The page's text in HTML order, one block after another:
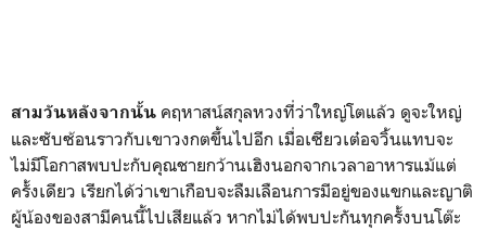
สามวันหลังจากนั้น คฤหาสน์สกุลหวงที่ว่าใหญ่โตแล้ว ดูจะใหญ่
และซับซ้อนราวกับเขาวงกตขึ้นไปอีก เมื่อเซียวเต๋อจวิ้นแทบจะ
ไม่มีโอกาสพบปะกับคุณชายกว้านเฮิงนอกจากเวลาอาหารแม้แต่
ครั้งเดียว เรียกได้ว่าเขาเกือบจะลืมเลือนการมีอยู่ของแขกและญาติ
ผู้น้องของสามีคนนี้ไปเสียแล้ว หากไม่ได้พบปะกันทุกครั้งบนโต๊ะ